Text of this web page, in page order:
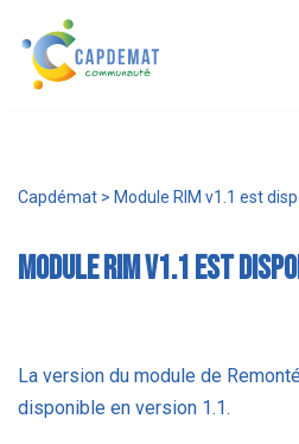
Aller
Capdémat > Module RIM v1.1 est
Module RIM v1.1 est
La version du module de
disponible en version 1.1.